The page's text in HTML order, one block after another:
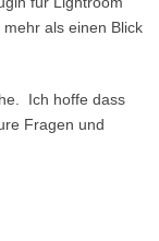
als einen Blick
Ich hoffe dass
Fragen und